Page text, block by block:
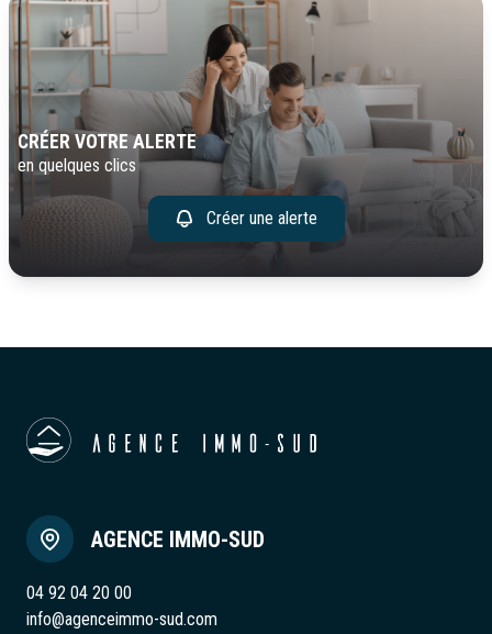
CRÉER VOTRE ALERTE
en quelques clics
Créer une alerte
AGENCE IMMO-SUD
04 92 04 20 00
info@agenceimmo-sud.com